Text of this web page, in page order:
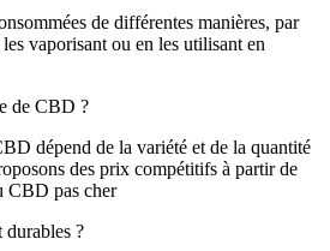
de différentes manières, par
vaporisant ou en les utilisant en
de CBD ?
dépend de la variété et de la quantité
des prix compétitifs à partir de
CBD pas cher
durables ?